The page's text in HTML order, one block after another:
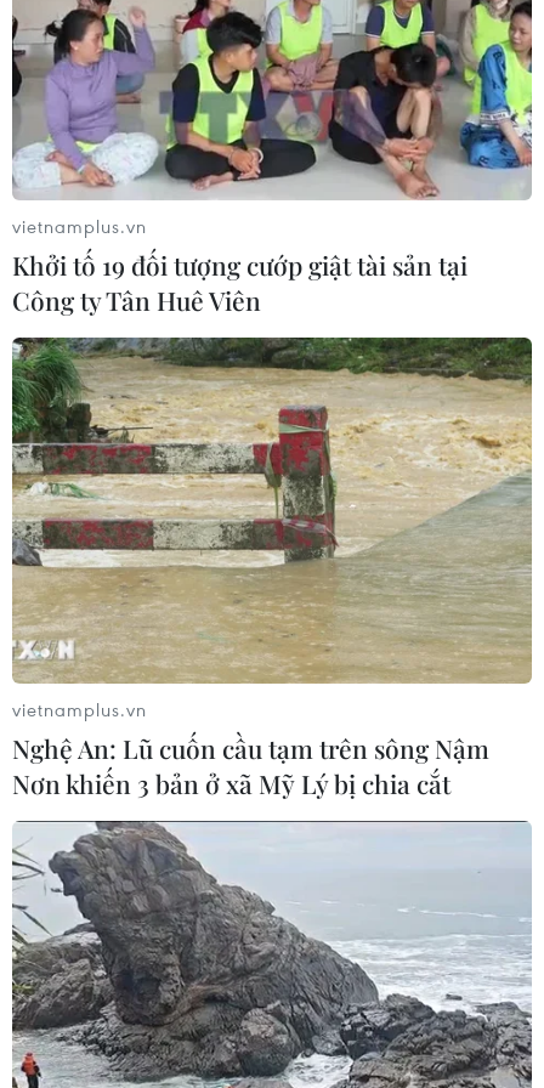
Mở rộng không gian cống hiến cho
cộng đồng người Việt Nam ở nước
ngoài
Phú Thọ làm rõ sự cố y khoa khiến bé
trai 8 tuổi tử vong sau mổ ruột thừa
08/08/2026 10:28
Đà Nẵng: Hỗ trợ 700 triệu đồng cho
đồng bào nghèo xã Hùng Sơn
08/08/2026 09:58
Hiện trường vụ ghe gỗ phát
nổ trên sông Sài Gòn khiến một
Khởi tố 19 đối tượng cướp
giật tài sản tại Công ty Tân Huê Viên
08/08/2026 08:52
Bí thư Thành ủy Hà Nội thúc tiến độ
hai dự án giao thông trọng điểm
Nam Thủ đô
08/08/2026 08:52
vietnamplus.vn
Khởi tố 19 đối tượng cướp giật tài sản tại
Công ty Tân Huê Viên
vietnamplus.vn
Nghệ An: Lũ cuốn cầu tạm trên sông Nậm
Nơn khiến 3 bản ở xã Mỹ Lý bị chia cắt